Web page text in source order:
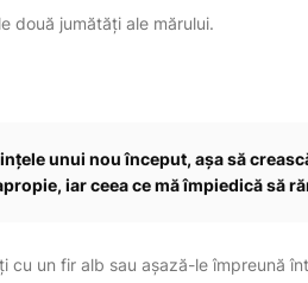
două jumătăți ale mărului.
unui nou început, așa să
iar ceea ce mă împiedică să
cu un fir alb sau așază-le împreună